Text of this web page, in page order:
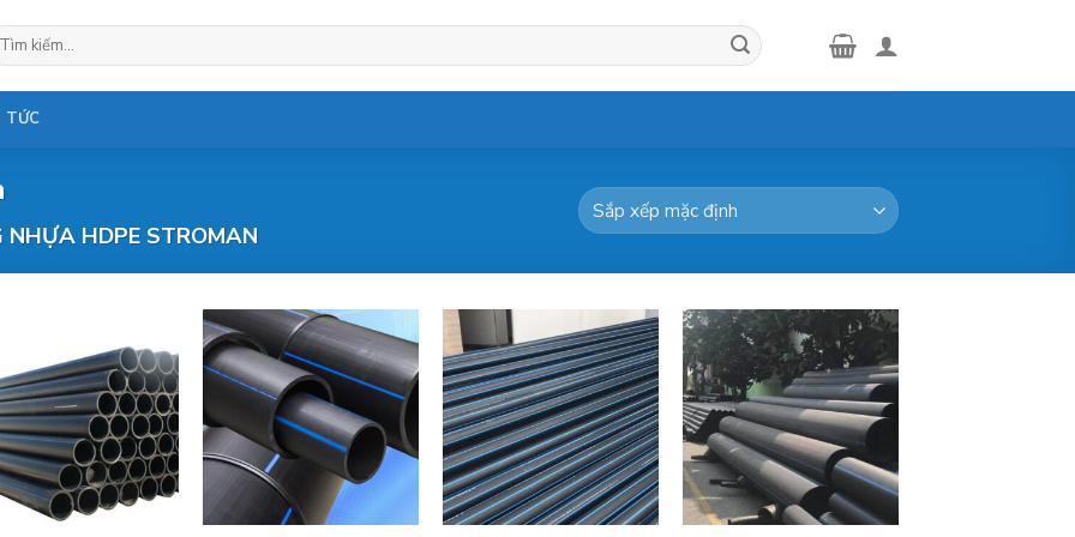
TỨC
NHỰA HDPE STROMAN